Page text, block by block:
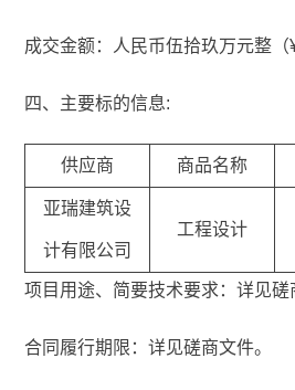
成交金额：人民币伍拾玖万元整（
四、主要标的信息:
供应商 商品名称
亚瑞建筑设
计有限公司
工程设计
项目用途、简要技术要求：详见磋
合同履行期限：详见磋商文件。